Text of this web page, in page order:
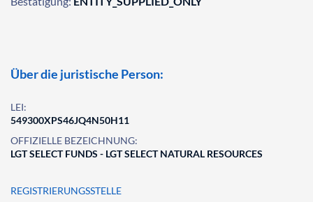
Über die juristische Person:
LEI:
549300XPS46JQ4N50H11
OFFIZIELLE BEZEICHNUNG:
LGT SELECT FUNDS - LGT SELECT NATURAL RESOURCES
REGISTRIERUNGSSTELLE